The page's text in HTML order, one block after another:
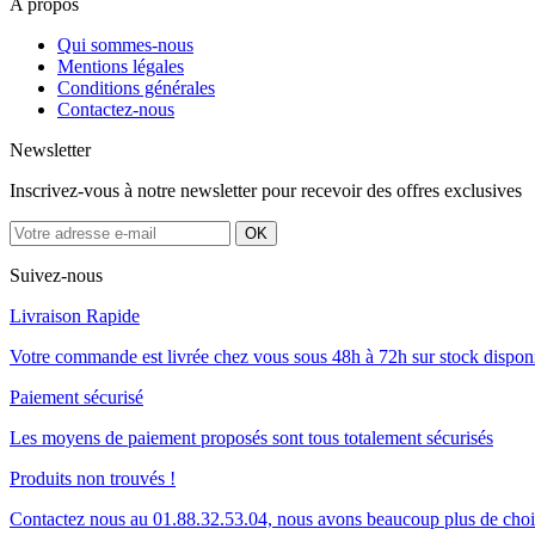
A propos
Qui sommes-nous
Mentions légales
Conditions générales
Contactez-nous
Newsletter
Inscrivez-vous à notre newsletter pour recevoir des offres exclusives
Suivez-nous
Livraison Rapide
Votre commande est livrée chez vous sous 48h à 72h sur stock
Paiement sécurisé
Les moyens de paiement proposés sont tous totalement sécurisés
Produits non trouvés !
Contactez nous au 01.88.32.53.04, nous avons beaucoup plus de